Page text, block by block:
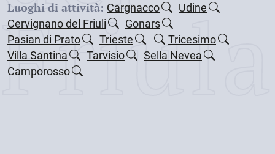
Luoghi di attività: Cargnacco
Udine
Cervignano del Friuli
Gonars
Pasian di Prato
Trieste
Tricesimo
Villa Santina
Tarvisio
Sella Nevea
Camporosso